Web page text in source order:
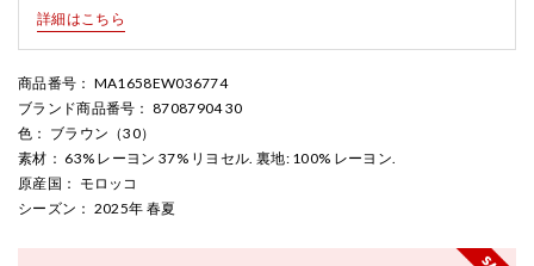
詳細はこちら
商品番号 ： MA1658EW036774
ブランド商品番号 ： 87087904 30
色 ： ブラウン（30）
素材 ： 63% レーヨン 37% リヨセル. 裏地: 100% レーヨン.
原産国 ： モロッコ
シーズン ： 2025年 春夏